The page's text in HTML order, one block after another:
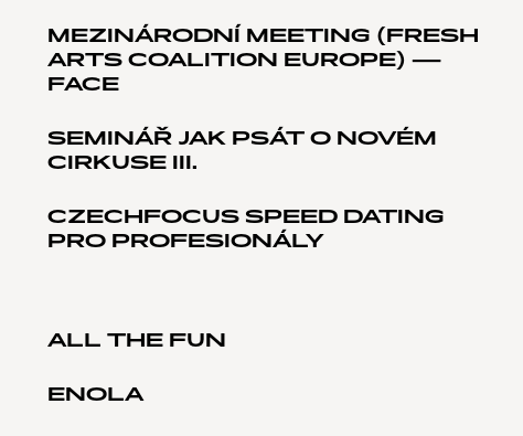
MEZINÁRODNÍ MEETING (FRESH
ARTS COALITION EUROPE) —
FACE
SEMINÁŘ JAK PSÁT O NOVÉM
CIRKUSE III.
CZECHFOCUS SPEED DATING
PRO PROFESIONÁLY
ALL THE FUN
ENOLA